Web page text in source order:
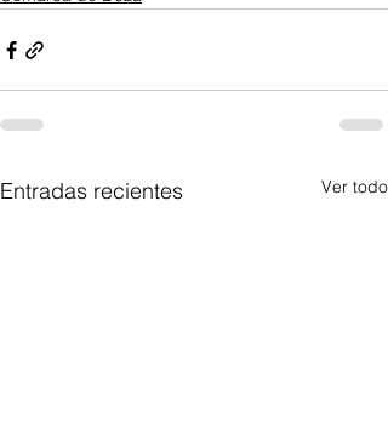
Entradas recientes Ver todo